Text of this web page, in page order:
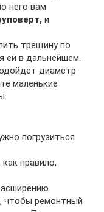
него вам
и
трещину по
ей в дальнейшем.
диаметр
маленькие
погрузиться
правило,
чтобы ремонтный